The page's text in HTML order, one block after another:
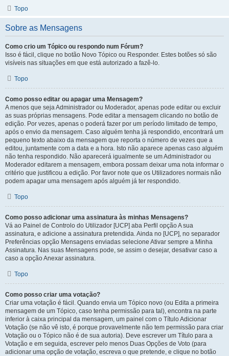
Topo
Sobre as Mensagens
Como crio um Tópico ou respondo num Fórum?
Isso é fácil, clique no botão Novo Tópico ou Responder. Estes botões só são
visíveis nas situações em que está autorizado a fazê-lo.
Topo
Como posso editar ou apagar uma Mensagem?
A menos que seja Administrador ou Moderador, apenas pode editar ou excluir
as suas próprias mensagens. Pode editar a mensagem clicando no botão de
edição. Por vezes, apenas o poderá fazer por um período limitado de tempo,
após o envio da mensagem. Caso alguém tenha já respondido, encontrará um
pequeno texto abaixo da mensagem que reporta o número de vezes que a
editou, juntamente com a data e a hora. Isto não aparece apenas caso alguém
não tenha respondido. Não aparecerá igualmente se um Administrador ou
Moderador editarem a mensagem, embora possam deixar uma nota informar o
critério que justificou a edição. Por favor note que os Utilizadores normais não
podem apagar uma mensagem após alguém já ter respondido.
Topo
Como posso adicionar uma assinatura às minhas Mensagens?
Vá ao Painel de Controlo do Utilizador [UCP] aba Perfil opção A sua
assinatura, e adicione a assinatura pretendida. Ainda no [UCP], no separador
Preferências opção Mensagens enviadas selecione Ativar sempre a Minha
Assinatura. Nas suas Mensagens pode, se assim o desejar, desativar caso a
caso a opção Anexar assinatura.
Topo
Como posso criar uma votação?
Criar uma votação é fácil. Quando envia um Tópico novo (ou Edita a primeira
mensagem de um Tópico, caso tenha permissão para tal), encontra na parte
inferior à caixa principal da mensagem, um painel com o Título Adicionar
Votação (se não vê isto, é porque provavelmente não tem permissão para criar
Votação ou o Tópico não é de sua autoria). Deve escrever um Título para a
Votação e em seguida, escrever pelo menos Duas Opções de Voto (para
adicionar uma opção de votação, escreva o que pretende, e clique no botão